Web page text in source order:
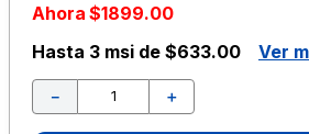
Ahora $1899.00
Hasta 3 msi de $633.00 Ver
＋
－
9.
lapiz
10. escolar